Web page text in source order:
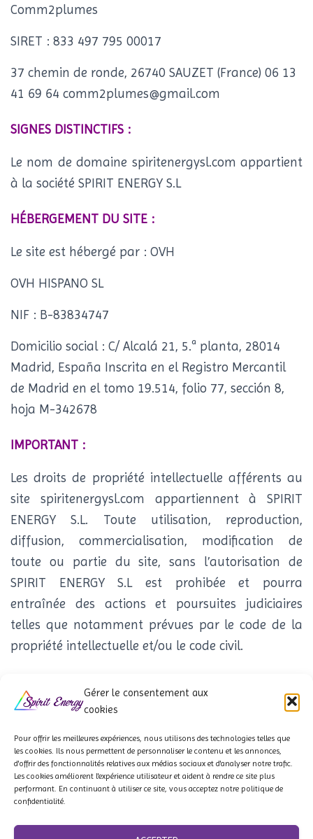
Gérer le consentement aux
cookies
Pour offrir les meilleures expériences, nous utilisons des technologies telles que
les cookies. Ils nous permettent de personnaliser le contenu et les annonces,
d'offrir des fonctionnalités relatives aux médias sociaux et d'analyser notre trafic.
Les cookies améliorent l'expérience utilisateur et aident à rendre ce site plus
performant. En continuant à utiliser ce site, vous acceptez notre politique de
confidentialité.
Comm2plumes
SIRET : 833 497 795 00017
37 chemin de ronde, 26740 SAUZET (France) 06 13
41 69 64 comm2plumes@gmail.com
SIGNES DISTINCTIFS :
Le nom de domaine spiritenergysl.com appartient
à la société SPIRIT ENERGY S.L
HÉBERGEMENT DU SITE :
Le site est hébergé par : OVH
OVH HISPANO SL
NIF : B-83834747
Domicilio social : C/ Alcalá 21, 5.ª planta, 28014
Madrid, España Inscrita en el Registro Mercantil
de Madrid en el tomo 19.514, folio 77, sección 8,
hoja M-342678
IMPORTANT :
Les droits de propriété intellectuelle afférents au
site spiritenergysl.com appartiennent à SPIRIT
ENERGY S.L. Toute utilisation, reproduction,
diffusion, commercialisation, modification de
toute ou partie du site, sans l’autorisation de
SPIRIT ENERGY S.L est prohibée et pourra
entraînée des actions et poursuites judiciaires
telles que notamment prévues par le code de la
propriété intellectuelle et/ou le code civil.
QUI SOMMES-NOUS ? À PROPOS NOS PARTENAIRES